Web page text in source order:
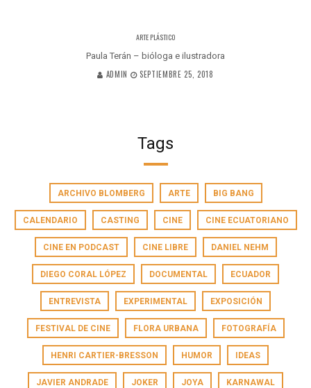
ARTE PLÁSTICO
Paula Terán – bióloga e ilustradora
ADMIN SEPTIEMBRE 25, 2018
Tags
ARCHIVO BLOMBERG ARTE BIG BANG
CALENDARIO CASTING CINE CINE ECUATORIANO
CINE EN PODCAST CINE LIBRE DANIEL NEHM
DIEGO CORAL LÓPEZ DOCUMENTAL ECUADOR
ENTREVISTA EXPERIMENTAL EXPOSICIÓN
FESTIVAL DE CINE FLORA URBANA FOTOGRAFÍA
HENRI CARTIER-BRESSON HUMOR IDEAS
JAVIER ANDRADE JOKER JOYA KARNAWAL